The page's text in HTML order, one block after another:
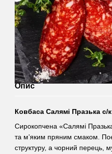
Опис
Ковбаса Салямі Празька с/
Сирокопчена «Салямі
та м’яким пряним смаком.
структуру, а чорний перець,